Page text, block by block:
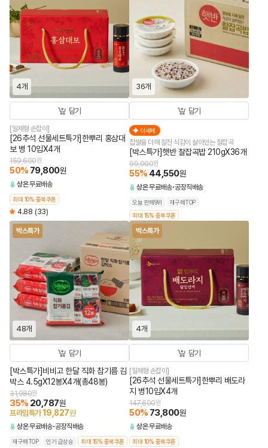
4개
담기
[일체형 손잡이]
[26추석 선물세트특가]한뿌리 홍삼대
보 병 10입X4개
159,600원
50% 79,800원
상온무료배송
최대 10% 중복쿠폰
4.88 (33)
36개
담기
더세페
찹쌀을 더해 찰진 식감이 살아있는 찰잡곡
[박스특가]햇반 찰잡곡밥 210gX36개
99,000원
55% 44,550원
상온무료배송 공장직배송
오늘 판매9위
재구매TOP
최대 15% 중복쿠폰
박스특가
48개
담기
[박스특가]비비고 한달 직화 참기름 김
박스 4.5gX12봉X4개(총48봉)
31,980원
35% 20,787원
프라임특가19,827원
상온무료배송 공장직배송
재구매TOP 인기 급상승 최대 15% 중복쿠폰
박스특가
4개
담기
[일체형 손잡이]
[26추석 선물세트특가]한뿌리 배도라
지 병10입X4개
147,600원
50% 73,800원
상온무료배송
최대 10% 중복쿠폰